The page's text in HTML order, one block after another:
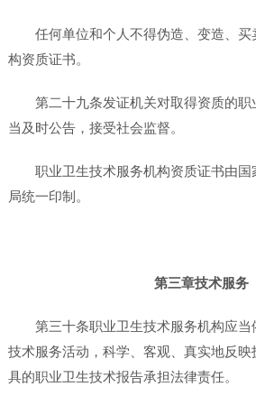
任何单位和个人不得伪造、变造、
构资质证书。
第二十九条发证机关对取得资质的
当及时公告，接受社会监督。
职业卫生技术服务机构资质证书由
局统一印制。
第三章技术服务
第三十条职业卫生技术服务机构应
技术服务活动，科学、客观、真实地反
具的职业卫生技术报告承担法律责任。